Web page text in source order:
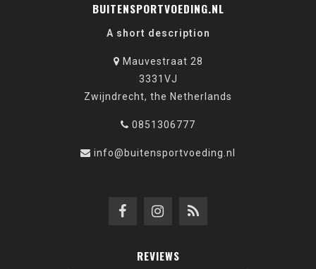
BUITENSPORTVOEDING.NL
A short description
Mauvestraat 28
3331VJ
Zwijndrecht, the Netherlands
0851306777
info@buitensportvoeding.nl
REVIEWS